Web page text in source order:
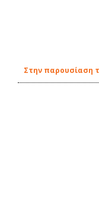
Στην παρουσίαση